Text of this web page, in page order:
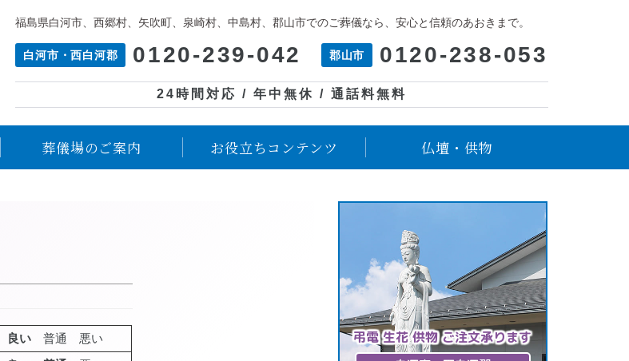
福島県白河市、西郷村、矢吹町、泉崎村、中島村、郡山市でのご葬儀なら、安心と信頼のあおきまで。
白河市・西白河郡 0120-239-042 郡山市 0120-238-053
24時間対応 / 年中無休 / 通話料無料
葬儀場のご案内 お役立ちコンテンツ 仏壇・供物
良い普通 悪い
弔電 生花 供物 ご注文承ります